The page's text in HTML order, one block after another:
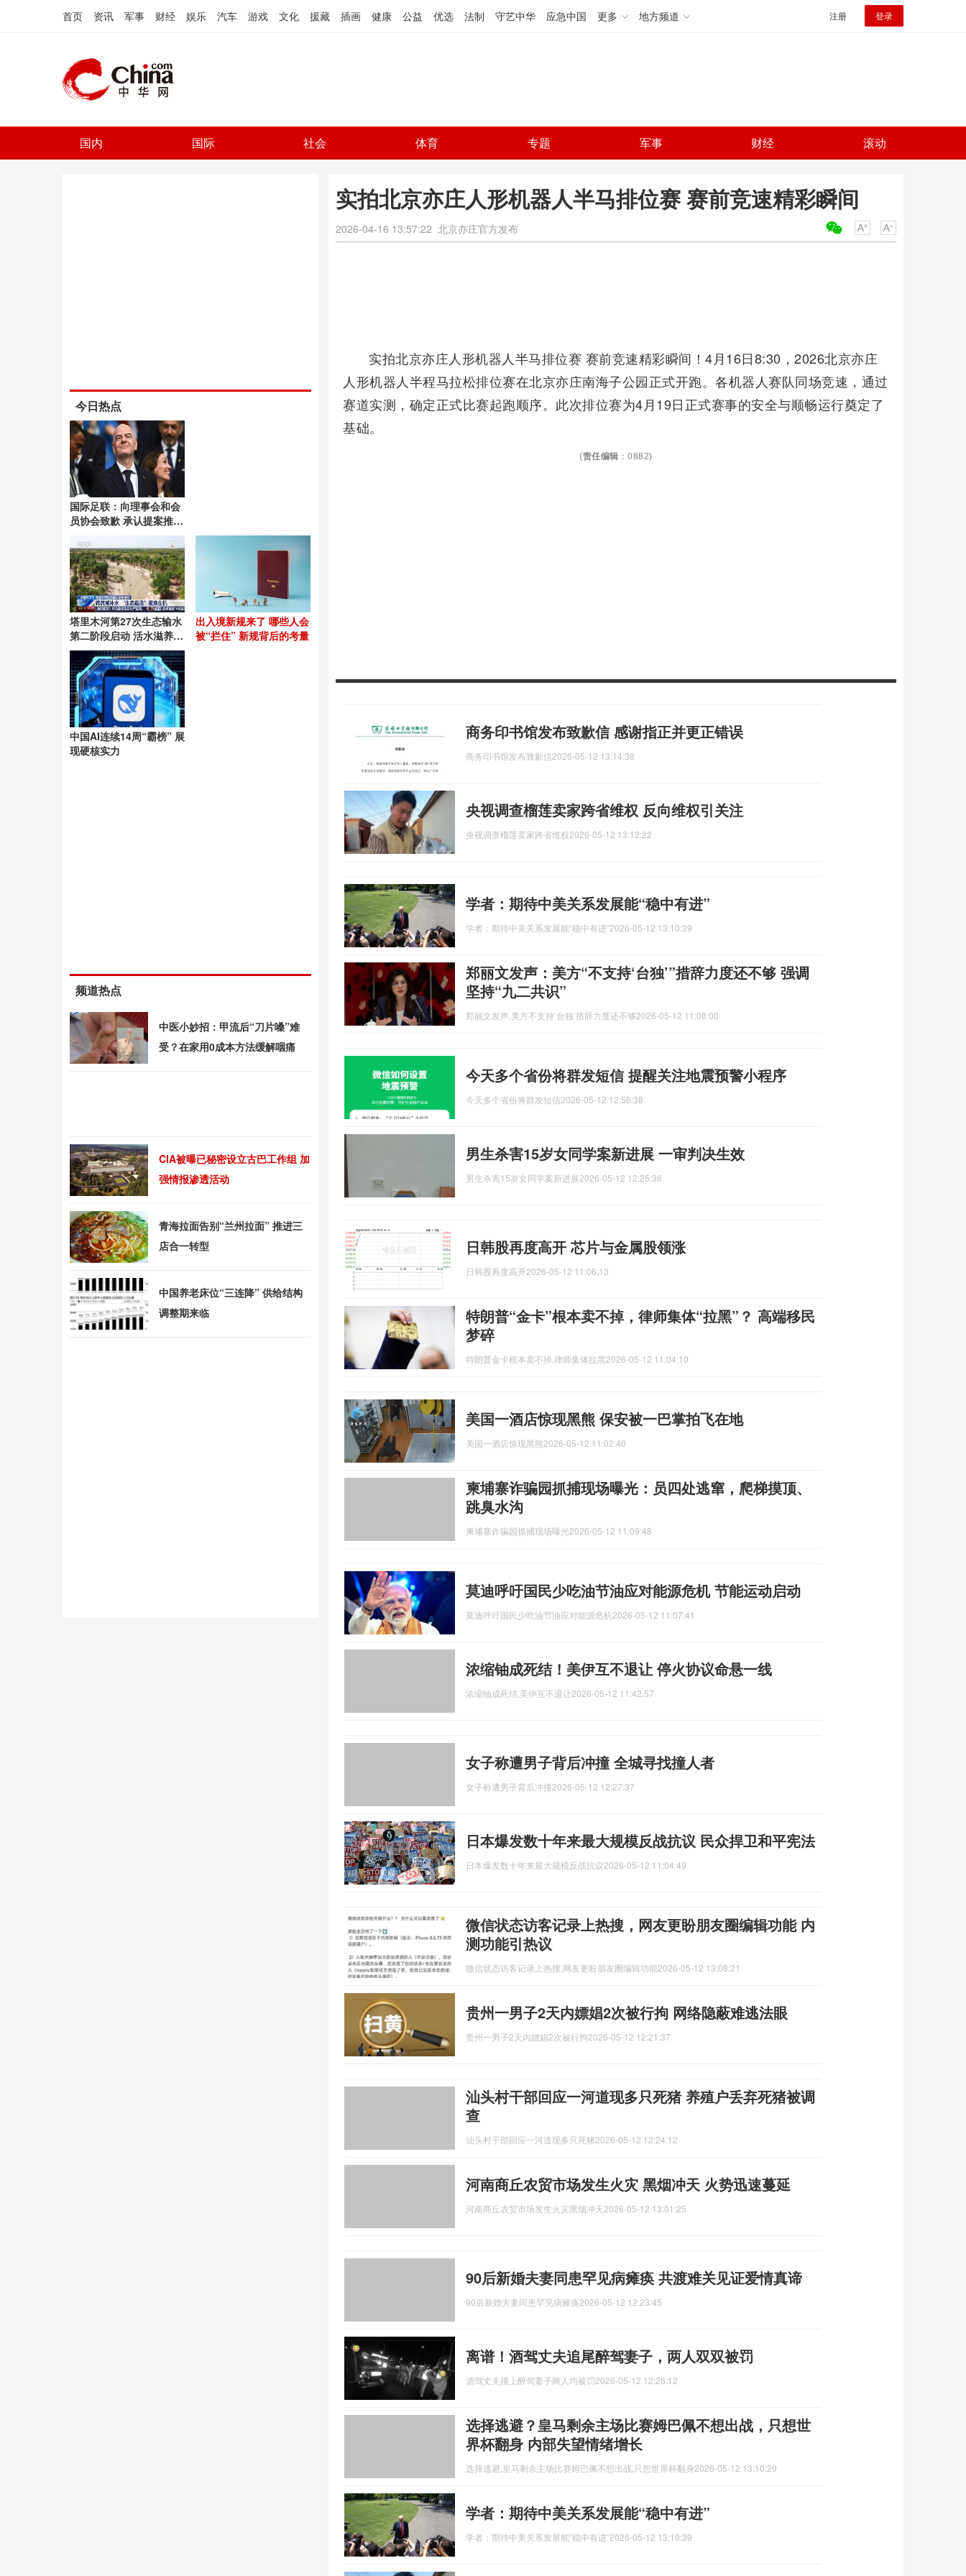
首页 资讯 军事 财经 娱乐 汽车 游戏 文化 援藏 插画 健康 公益 优选 法制 守艺中华 应急中国 更多 地方频道 注册 登录
国内 国际 社会 体育 专题 军事 财经 滚动
实拍北京亦庄人形机器人半马排位赛 赛前竞速精彩瞬间
2026-04-16 13:57:22 北京亦庄官方发布
实拍北京亦庄人形机器人半马排位赛 赛前竞速精彩瞬间！4月16日8:30，2026北京亦庄
人形机器人半程马拉松排位赛在北京亦庄南海子公园正式开跑。各机器人赛队同场竞速，通过
赛道实测，确定正式比赛起跑顺序。此次排位赛为4月19日正式赛事的安全与顺畅运行奠定了
基础。
(责任编辑 ：0882)
商务印书馆发布致歉信 感谢指正并更正错误
商务印书馆发布致歉信2026-05-12 13:14:38
央视调查榴莲卖家跨省维权 反向维权引关注
央视调查榴莲卖家跨省维权2026-05-12 13:12:22
学者：期待中美关系发展能“稳中有进”
学者：期待中美关系发展能“稳中有进”2026-05-12 13:10:39
郑丽文发声：美方“不支持‘台独’”措辞力度还不够 强调
坚持“九二共识”
郑丽文发声,美方不支持‘台独’措辞力度还不够2026-05-12 11:08:00
今天多个省份将群发短信 提醒关注地震预警小程序
今天多个省份将群发短信2026-05-12 12:56:38
男生杀害15岁女同学案新进展 一审判决生效
男生杀害15岁女同学案新进展2026-05-12 12:25:36
日韩股再度高开 芯片与金属股领涨
日韩股再度高开2026-05-12 11:06:13
特朗普“金卡”根本卖不掉，律师集体“拉黑”？ 高端移民
梦碎
特朗普金卡根本卖不掉,律师集体拉黑2026-05-12 11:04:10
美国一酒店惊现黑熊 保安被一巴掌拍飞在地
美国一酒店惊现黑熊2026-05-12 11:02:40
柬埔寨诈骗园抓捕现场曝光：员四处逃窜，爬梯摸顶、
跳臭水沟
柬埔寨诈骗园抓捕现场曝光2026-05-12 11:09:48
莫迪呼吁国民少吃油节油应对能源危机 节能运动启动
莫迪呼吁国民少吃油节油应对能源危机 2026-05-12 11:07:41
浓缩铀成死结！美伊互不退让 停火协议命悬一线
浓缩铀成死结,美伊互不退让2026-05-12 11:42:57
女子称遭男子背后冲撞 全城寻找撞人者
女子称遭男子背后冲撞2026-05-12 12:27:37
日本爆发数十年来最大规模反战抗议 民众捍卫和平宪法
日本爆发数十年来最大规模反战抗议2026-05-12 11:04:49
微信状态访客记录上热搜，网友更盼朋友圈编辑功能 内
测功能引热议
微信状态访客记录上热搜,网友更盼朋友圈编辑功能2026-05-12 13:08:21
贵州一男子2天内嫖娼2次被行拘 网络隐蔽难逃法眼
贵州一男子2天内嫖娼2次被行拘2026-05-12 12:21:37
汕头村干部回应一河道现多只死猪 养殖户丢弃死猪被调
查
汕头村干部回应一河道现多只死猪2026-05-12 12:24:12
河南商丘农贸市场发生火灾 黑烟冲天 火势迅速蔓延
河南商丘农贸市场发生火灾黑烟冲天2026-05-12 13:01:25
90后新婚夫妻同患罕见病瘫痪 共渡难关见证爱情真谛
90后新婚夫妻同患罕见病瘫痪2026-05-12 12:23:45
离谱！酒驾丈夫追尾醉驾妻子，两人双双被罚
酒驾丈夫撞上醉驾妻子两人均被罚2026-05-12 12:26:12
选择逃避？皇马剩余主场比赛姆巴佩不想出战，只想世
界杯翻身 内部失望情绪增长
选择逃避,皇马剩余主场比赛姆巴佩不想出战,只想世界杯翻身2026-05-12 13:10:20
学者：期待中美关系发展能“稳中有进”
学者：期待中美关系发展能“稳中有进”2026-05-12 13:10:39
今日热点
国际足联：向理事会和会
员协会致歉 承认提案推进
塔里木河第27次生态输水
第二阶段启动 活水滋养绿
洲
出入境新规来了 哪些人会
被“拦住” 新规背后的考量
中国AI连续14周“霸榜” 展
现硬核实力
频道热点
中医小妙招：甲流后“刀片嗓”难
受？在家用0成本方法缓解咽痛
CIA被曝已秘密设立古巴工作组 加
强情报渗透活动
青海拉面告别“兰州拉面” 推进三
店合一转型
中国养老床位“三连降” 供给结构
调整期来临